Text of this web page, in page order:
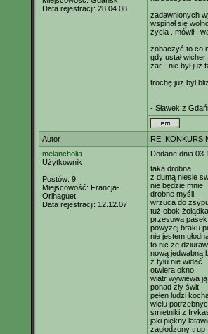
Data rejestracji: 28.04.08
zadawnionych
wspinał się
życia . mówił ;
zobaczyć to co
gdy ustał
żar - nie był już
trochę już był
- Sławek z
Autor
RE: KONKURS
melancholia
Użytkownik
Postów: 9
Miejscowość: Francja-
Orlhaguet
Data rejestracji: 12.12.07
Dodane dnia
taka drobna
z dumą niesie
nie będzie mnie
drobne myśli
wrzuca do
tuż obok żołądka
przesuwa
powyżej braku
nie jestem
to nic że
nową jedwabną
z tyłu nie widać
otwiera okno
wiatr wywiewa ją
ponad zły świt
pełen ludzi
wielu
śmietniki z
jaki piękny
zagłodzony trup